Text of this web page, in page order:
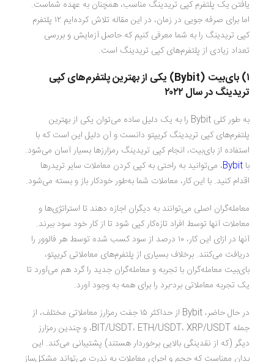
یافتن یک پلتفرم کپی تریدینگ مناسب، همچنان به عهده شماست.
اما برای صرفه جویی در زمان، در این مقاله تلاش کرده‌ایم ۱۲ پلتفرم
کپی تریدینگ را به شما معرفی کنیم که حاصل آزمایش و بررسی
تعداد زیادی از پلتفرم‌های کپی تریدینگ است.
۱) بای‌بیت (Bybit) یکی از بهترین پلتفرم‌های کپی
تریدینگ در سال ۲۰۲۲
به طور کلی Bybit را به یک دلیل ساده می‌توان یکی از بهترین
پلتفرم‌های کپی تریدینگ کریپتو دانست و آن دلیل این است که با
استفاده از بای‌بیت، انجام کپی تریدینگ رمزارزها بسیار آسان می‌شود.
با Bybit، می‌توانید به راحتی به کپی کردن معاملات سایر تریدرها
اقدام کنید. با این کار، معاملات شما به‌طور خودکار باز و بسته می‌شود.
معامله‌گران اصلی می‌توانند به دیگران اجازه دهند تا استراتژی‌ها و
معاملات آنها توسط افراد تازه‌کار کپی شود تا از کار خود سود ببرند.
آنها در ازای این کار، ۱۰ درصد از سود کسب شده توسط هر فالوور را
دریافت می‌کنند. برخلاف بسیاری از پلتفرم‌های معاملاتی کریپتو،
بای‌بیت معامله‌گران با تجربه و معامله‌گران جدید را گرد هم می‌آورد تا
یک تجربه معاملاتی برد-برد را برای همه به وجود آورد.
در حال حاضر، Bybit از حداکثر ۱۵ جفت رمزارز معاملاتی مختلف، از
جمله BIT/USDT، ETH/USDT، XRP/USDT، و چندین رمزارز
دیگر (که از نقدینگی بالایی برخوردار هستند) پشتیبانی می‌کند. این
بدان معناست که حجم و اجرای معاملات به ندرت می‌تواند مشکل‌ساز